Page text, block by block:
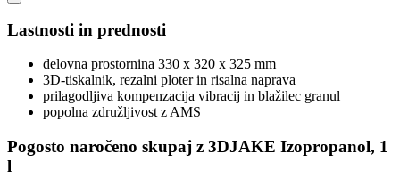
Lastnosti in prednosti
delovna prostornina 330 x 320 x 325 mm
3D-tiskalnik, rezalni ploter in risalna naprava
prilagodljiva kompenzacija vibracij in blažilec granul
popolna združljivost z AMS
Pogosto naročeno skupaj z 3DJAKE Izopropanol, 1
l